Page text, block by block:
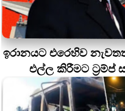
ඉරානයට එරෙහිව නැවතත්
එල්ල කිරීමට ට්‍රම්ප්